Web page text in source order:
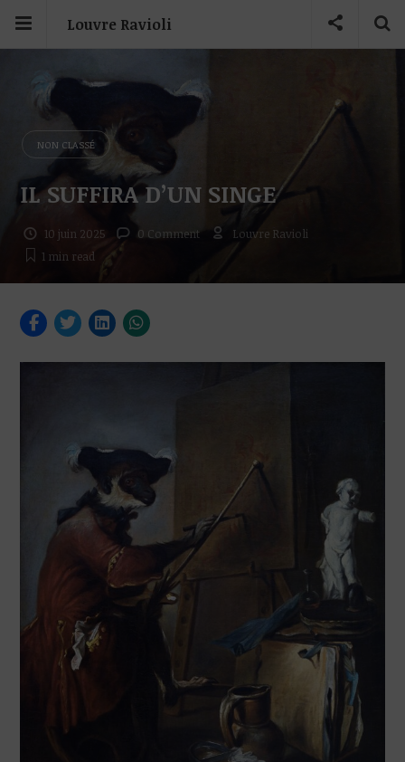
Louvre Ravioli
NON CLASSÉ
IL SUFFIRA D’UN SINGE
10 juin 2025 0 Comment
Louvre Ravioli
1 min read